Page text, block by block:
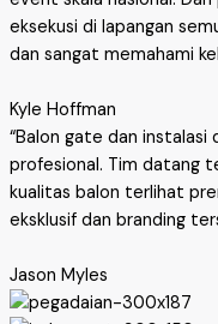
eksekusi di lapangan
dan sangat memahami
Kyle Hoffman
“Balon gate dan
profesional. Tim datang
kualitas balon terlihat
eksklusif dan branding
Jason Myles